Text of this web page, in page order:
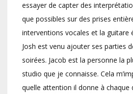
essayer de capter des
que possibles sur des prises
interventions vocales et la guitare
Josh est venu ajouter ses parties
soirées. Jacob est la personne la
studio que je connaisse. Cela
quelle attention il donne à chaque